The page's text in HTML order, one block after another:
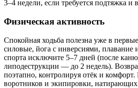
3–4 недели, если требуется подтяжка и
Физическая активность
Спокойная ходьба полезна уже в
силовые, йога с инверсиями, плавание
спорта исключите 5–7 дней (после
липодеструкции — до 2 недель).
поэтапно, контролируя отёк и комфорт.
воротников и экипировки, натирающих